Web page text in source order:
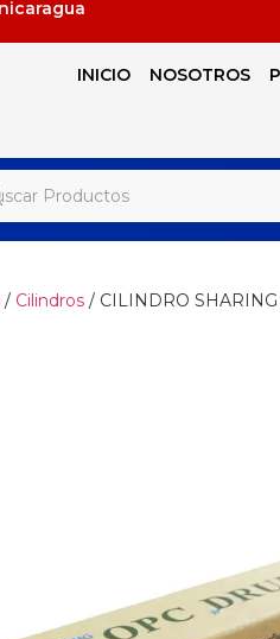
INICIO NOSOTROS
/ Cilindros / CILINDRO SHARING